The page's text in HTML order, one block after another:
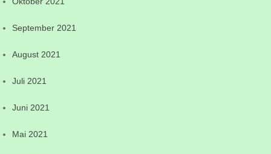
September 2021
August 2021
Juli 2021
Juni 2021
Mai 2021